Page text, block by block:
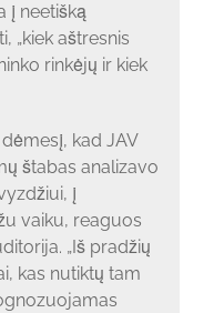
į neetišką
„kiek aštresnis
rinkėjų ir kiek
kad JAV
štabas analizavo
į
vaiku, reaguos
„Iš pradžių
kas nutiktų tam